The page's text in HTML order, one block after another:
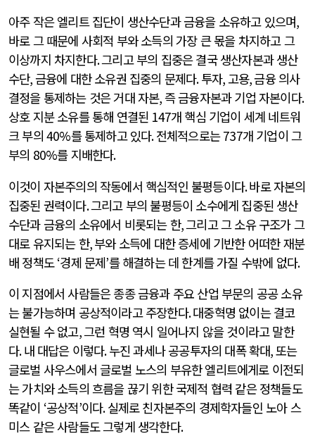
아주 작은 엘리트 집단이 생산수단과 금융을 소유하고 있으며,
바로 그 때문에 사회적 부와 소득의 가장 큰 몫을 차지하고 그
이상까지 차지한다.그리고 부의 집중은 결국 생산자본과 생산
수단,금융에 대한 소유권 집중의 문제다.투자, 고용,금융 의사
결정을 통제하는 것은 거대 자본,즉 금융자본과 기업 자본이다.
상호 지분 소유를 통해 연결된 147개 핵심 기업이 세계 네트워
크 부의 40%를 통제하고 있다.전체적으로는737개 기업이 그
부의 80%를 지배한다.
이것이 자본주의의 작동에서 핵심적인 불평등이다.바로 자본의
집중된 권력이다.그리고 부의 불평등이 소수에게 집중된 생산
수단과 금융의 소유에서 비롯되는 한,그리고 그 소유 구조가 그
대로 유지되는 한,부와 소득에 대한 증세에 기반한 어떠한 재분
배 정책도‘경제 문제’를 해결하는 데 한계를 가질 수밖에 없다.
이 지점에서 사람들은 종종 금융과 주요 산업 부문의 공공 소유
는 불가능하며 공상적이라고 주장한다.대중혁명 없이는 결코
실현될 수 없고,그런 혁명 역시 일어나지 않을 것이라고 말한
다.내 대답은 이렇다.누진 과세나 공공투자의 대폭 확대,또는
글로벌 사우스에서 글로벌 노스의 부유한 엘리트에게로 이전되
는 가치와 소득의 흐름을 끊기 위한 국제적 협력 같은 정책들도
똑같이 ‘공상적’이다.실제로 친자본주의 경제학자들인 노아 스
미스 같은 사람들도 그렇게 생각한다.